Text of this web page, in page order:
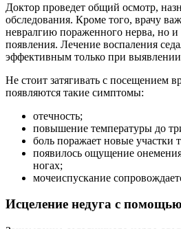
Доктор проведет общий осмотр,
обследования. Кроме того, врачу
невралгию пораженного нерва, но и
появления. Лечение воспаления
эффективным только при выявлении
Не стоит затягивать с посещением
появляются такие симптомы:
отечность;
повышение температуры до
боль поражает новые участки
появилось ощущение онемения
ногах;
мочеиспускание
Исцеление недуга с